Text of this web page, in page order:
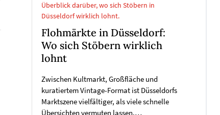
Überblick darüber, wo sich Stöbern in
Düsseldorf wirklich lohnt.
Flohmärkte in Düsseldorf:
Wo sich Stöbern wirklich
lohnt
Zwischen Kultmarkt, Großfläche und
kuratiertem Vintage-Format ist Düsseldorfs
Marktszene vielfältiger, als viele schnelle
Übersichten vermuten lassen.…